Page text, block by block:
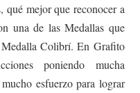
qué mejor que reconocer a
una de las Medallas que
Colibrí. En Grafito
poniendo mucha
esfuerzo para lograr